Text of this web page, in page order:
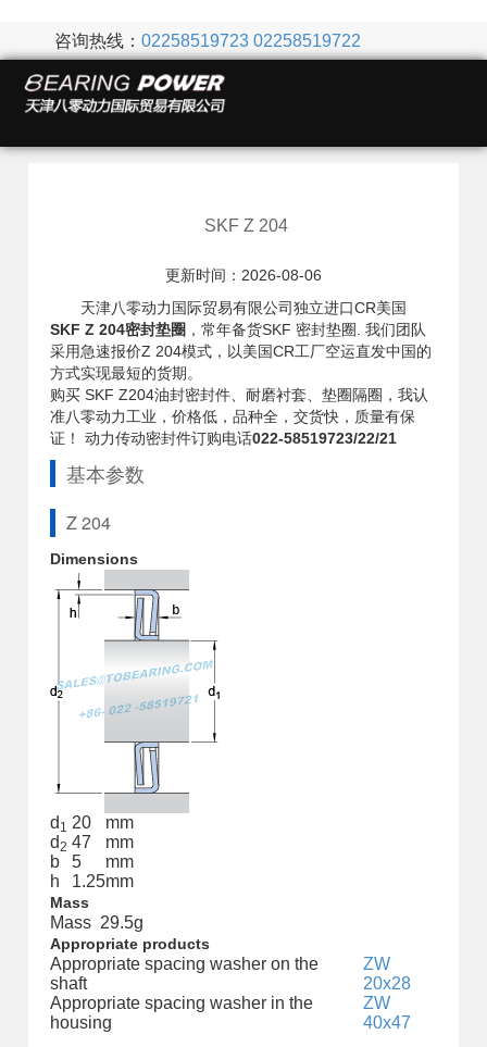
咨询热线： 02258519723 02258519722
SKF Z 204
更新时间：2026-08-06
天津八零动力国际贸易有限公司独立进口CR美国
SKF Z 204密封垫圈 ，常年备货SKF 密封垫圈. 我们团队
采用急速报价Z 204模式，以美国CR工厂空运直发中国的
方式实现最短的货期。
购买 SKF Z204油封密封件、耐磨衬套、垫圈隔圈，我认
准八零动力工业，价格低，品种全，交货快，质量有保
证！ 动力传动密封件订购电话022-58519723/22/21
基本参数
Z 204
Dimensions
d 1 20
mm
d2 47
mm
b
5
mm
h
1.25mm
Mass
Mass 29.5g
Appropriate products
Appropriate spacing washer on the
shaft
ZW
20x28
Appropriate spacing washer in the
housing
ZW
40x47